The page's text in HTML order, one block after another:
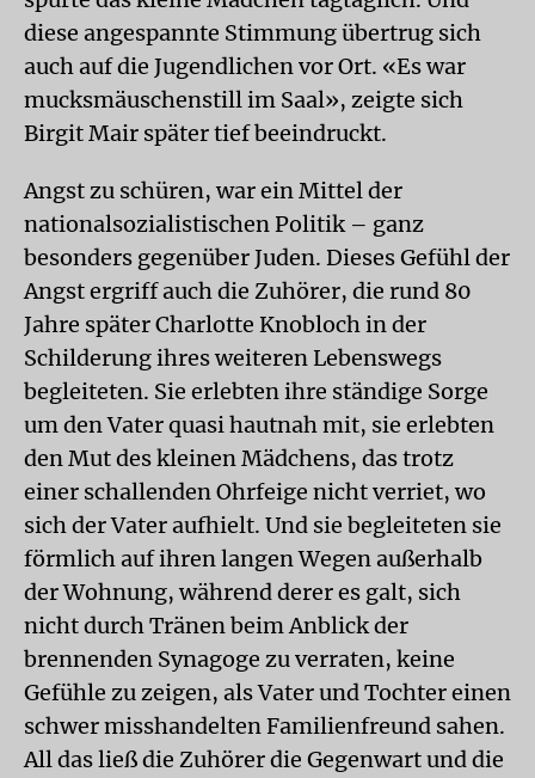
diese angespannte Stimmung übertrug sich
auch auf die Jugendlichen vor Ort. «Es war
mucksmäuschenstill im Saal», zeigte sich
Birgit Mair später tief beeindruckt.
Angst zu schüren, war ein Mittel der
nationalsozialistischen Politik – ganz
besonders gegenüber Juden. Dieses Gefühl der
Angst ergriff auch die Zuhörer, die rund 80
Jahre später Charlotte Knobloch in der
Schilderung ihres weiteren Lebenswegs
begleiteten. Sie erlebten ihre ständige Sorge
um den Vater quasi hautnah mit, sie erlebten
den Mut des kleinen Mädchens, das trotz
einer schallenden Ohrfeige nicht verriet, wo
sich der Vater aufhielt. Und sie begleiteten sie
förmlich auf ihren langen Wegen außerhalb
der Wohnung, während derer es galt, sich
nicht durch Tränen beim Anblick der
brennenden Synagoge zu verraten, keine
Gefühle zu zeigen, als Vater und Tochter einen
schwer misshandelten Familienfreund sahen.
All das ließ die Zuhörer die Gegenwart und die